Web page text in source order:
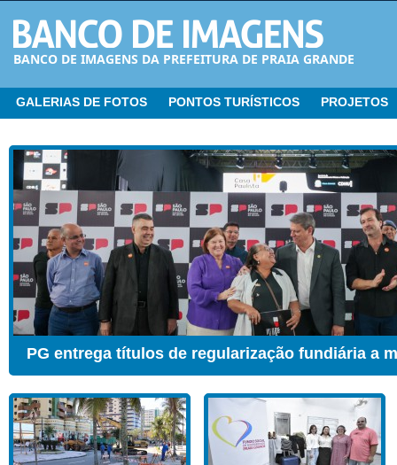
BANCO DE IMAGENS DA PREFEITURA DE PRAIA GRANDE
GALERIAS DE FOTOS PONTOS TURÍSTICOS PROJETOS
CER ganha Sala de Estimulação Sensorial